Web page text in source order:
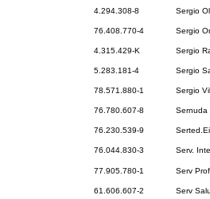
4.294.308-8 Sergio
76.408.770-4 Sergio
4.315.429-K Sergio
5.283.181-4 Sergio
78.571.880-1 Sergio
76.780.607-8 Sernuda
76.230.539-9
76.044.830-3 Serv.
77.905.780-1 Serv
61.606.607-2 Serv